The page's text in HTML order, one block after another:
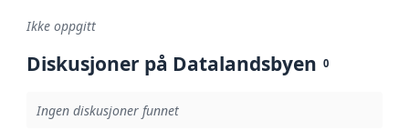
Ikke oppgitt
Diskusjoner på Datalandsbyen 0
Ingen diskusjoner funnet